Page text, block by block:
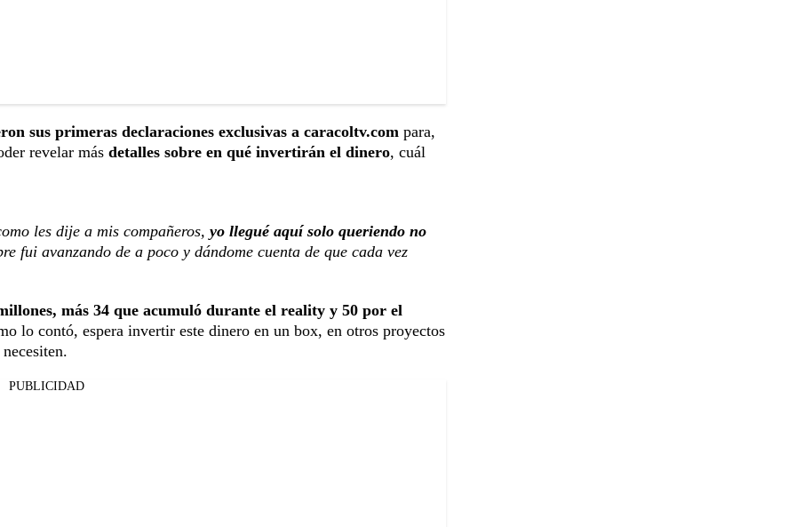
sus primeras declaraciones exclusivas a caracoltv.com para,
revelar más detalles sobre en qué invertirán el dinero, cuál
les dije a mis compañeros, yo llegué aquí solo queriendo no
fui avanzando de a poco y dándome cuenta de que cada vez
más 34 que acumuló durante el reality y 50 por el
lo contó, espera invertir este dinero en un box, en otros proyectos
PUBLICIDAD